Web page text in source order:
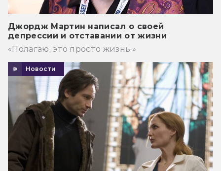
Джордж Мартин написал о своей
депрессии и отставании от жизни
«Полагаю, это просто жизнь.»
Новости